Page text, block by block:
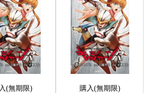
(無期限)
購入(無期限)